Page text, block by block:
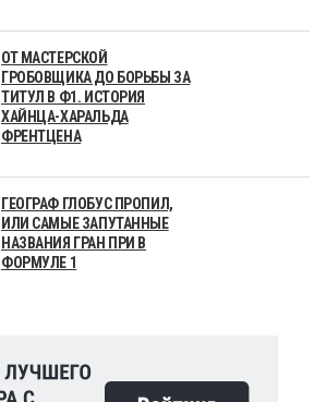
ОТ МАСТЕРСКОЙ
ГРОБОВЩИКА ДО БОРЬБЫ ЗА
ТИТУЛ В Ф1. ИСТОРИЯ
ХАЙНЦА-ХАРАЛЬДА
ФРЕНТЦЕНА
ГЕОГРАФ ГЛОБУС ПРОПИЛ,
ИЛИ САМЫЕ ЗАПУТАННЫЕ
НАЗВАНИЯ ГРАН ПРИ В
ФОРМУЛЕ 1